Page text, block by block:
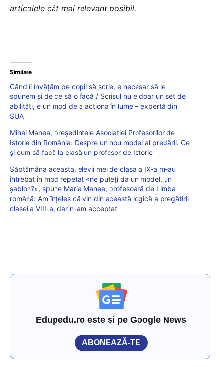
articolele cât mai relevant posibil.
Similare
Când îi învățăm pe copii să scrie, e necesar să le
spunem și de ce să o facă / Scrisul nu e doar un set de
abilități, e un mod de a acționa în lume – expertă din
SUA
Mihai Manea, președintele Asociației Profesorilor de
Istorie din România: Despre un nou model al predării. Ce
și cum să facă la clasă un profesor de Istorie
Săptămâna aceasta, elevii mei de clasa a IX-a m-au
întrebat în mod repetat «ne puteți da un model, un
șablon?», spune Maria Manea, profesoară de Limba
română: Am înțeles că vin din această logică a pregătirii
clasei a VIII-a, dar n-am acceptat
Edupedu.ro este și pe Google News
ABONEAZĂ-TE